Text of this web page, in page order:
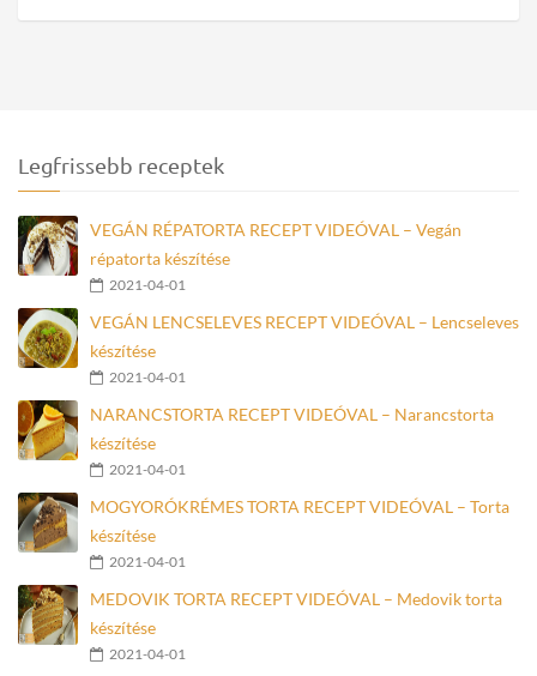
Legfrissebb receptek
VEGÁN RÉPATORTA RECEPT VIDEÓVAL – Vegán
répatorta készítése
2021-04-01
VEGÁN LENCSELEVES RECEPT VIDEÓVAL – Lencseleves
készítése
2021-04-01
NARANCSTORTA RECEPT VIDEÓVAL – Narancstorta
készítése
2021-04-01
MOGYORÓKRÉMES TORTA RECEPT VIDEÓVAL – Torta
készítése
2021-04-01
MEDOVIK TORTA RECEPT VIDEÓVAL – Medovik torta
készítése
2021-04-01